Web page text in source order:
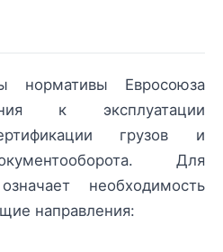
нормативы Евросоюза
к эксплуатации
грузов и
Для
необходимость
направления: